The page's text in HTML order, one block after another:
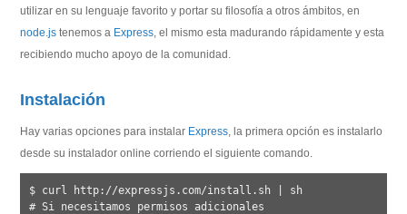
utilizar en su lenguaje favorito y portar su filosofía a otros ámbitos, en
node.js tenemos a Express, el mismo esta madurando rápidamente y esta
recibiendo mucho apoyo de la comunidad.
Instalación
Hay varias opciones para instalar Express, la primera opción es instalarlo
desde su instalador online corriendo el siguiente comando.
$ curl http://expressjs.com/install.sh | sh
# Si necesitamos permisos adicionales